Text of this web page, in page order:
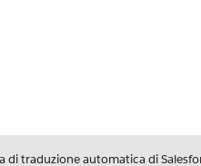
traduzione automatica di